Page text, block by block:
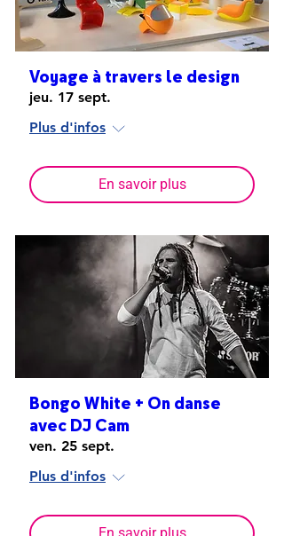
Voyage à travers le design
jeu. 17 sept.
Plus d'infos
En savoir plus
Bongo White + On danse
avec DJ Cam
ven. 25 sept.
Plus d'infos